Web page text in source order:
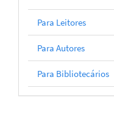
Para Leitores
Para Autores
Para Bibliotecários